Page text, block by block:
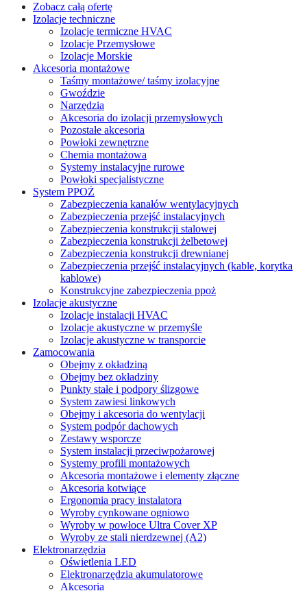
Zobacz całą ofertę
Izolacje techniczne
Izolacje termiczne HVAC
Izolacje Przemysłowe
Izolacje Morskie
Akcesoria montażowe
Taśmy montażowe/ taśmy izolacyjne
Gwoździe
Narzędzia
Akcesoria do izolacji przemysłowych
Pozostałe akcesoria
Powłoki zewnętrzne
Chemia montażowa
Systemy instalacyjne rurowe
Powłoki specjalistyczne
System PPOŻ
Zabezpieczenia kanałów wentylacyjnych
Zabezpieczenia przejść instalacyjnych
Zabezpieczenia konstrukcji stalowej
Zabezpieczenia konstrukcji żelbetowej
Zabezpieczenia konstrukcji drewnianej
Zabezpieczenia przejść instalacyjnych (kable, korytka
kablowe)
Konstrukcyjne zabezpieczenia ppoż
Izolacje akustyczne
Izolacje instalacji HVAC
Izolacje akustyczne w przemyśle
Izolacje akustyczne w transporcie
Zamocowania
Obejmy z okładziną
Obejmy bez okładziny
Punkty stałe i podpory ślizgowe
System zawiesi linkowych
Obejmy i akcesoria do wentylacji
System podpór dachowych
Zestawy wsporcze
System instalacji przeciwpożarowej
Systemy profili montażowych
Akcesoria montażowe i elementy złączne
Akcesoria kotwiące
Ergonomia pracy instalatora
Wyroby cynkowane ogniowo
Wyroby w powłoce Ultra Cover XP
Wyroby ze stali nierdzewnej (A2)
Elektronarzędzia
Oświetlenia LED
Elektronarzędzia akumulatorowe
Akcesoria